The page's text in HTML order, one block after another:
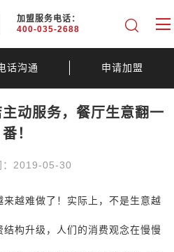
加盟服务电话：
400-035-2688
话沟通 申请加盟
主动服务，餐厅生意翻一
番！
：2019-05-30
越难做了！实际上，不是生意越
构升级，人们的消费观念在慢慢